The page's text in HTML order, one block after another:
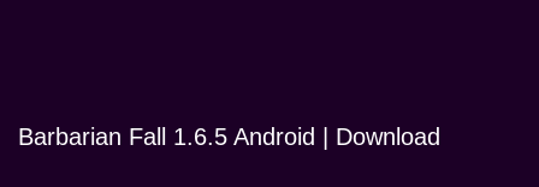
Barbarian Fall 1.6.5 Android | Download